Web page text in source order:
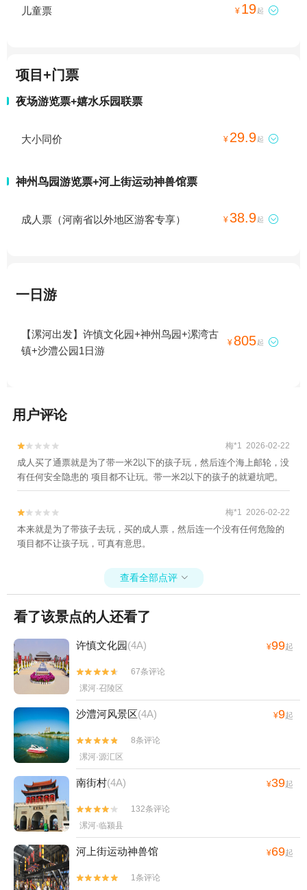
儿童票 ¥ 19起 
项目+门票
夜场游览票+嬉水乐园联票
大小同价 ¥ 29.9起 
神州鸟园游览票+河上街运动神兽馆票
成人票（河南省以外地区游客专享） ¥38.9起 
一日游
【漯河出发】许慎文化园+神州鸟园+漯湾古
镇+沙澧公园1日游
¥ 805起 
用户评论

 梅*1 2026-02-22
成人买了通票就是为了带一米2以下的孩子玩，然后连个海上邮轮，没
有任何安全隐患的 项目都不让玩。带一米2以下的孩子的就避坑吧。

 梅*1 2026-02-22
本来就是为了带孩子去玩，买的成人票，然后连一个没有任何危险的
项目都不让孩子玩，可真有意思。
查看全部点评 
看了该景点的人还看了
许慎文化园(4A) ¥99起


67条评论
漯河·召陵区
沙澧河风景区(4A) ¥9起


8条评论
漯河·源汇区
南街村(4A) ¥39起


132条评论
漯河·临颍县
河上街运动神兽馆 ¥69起


1条评论